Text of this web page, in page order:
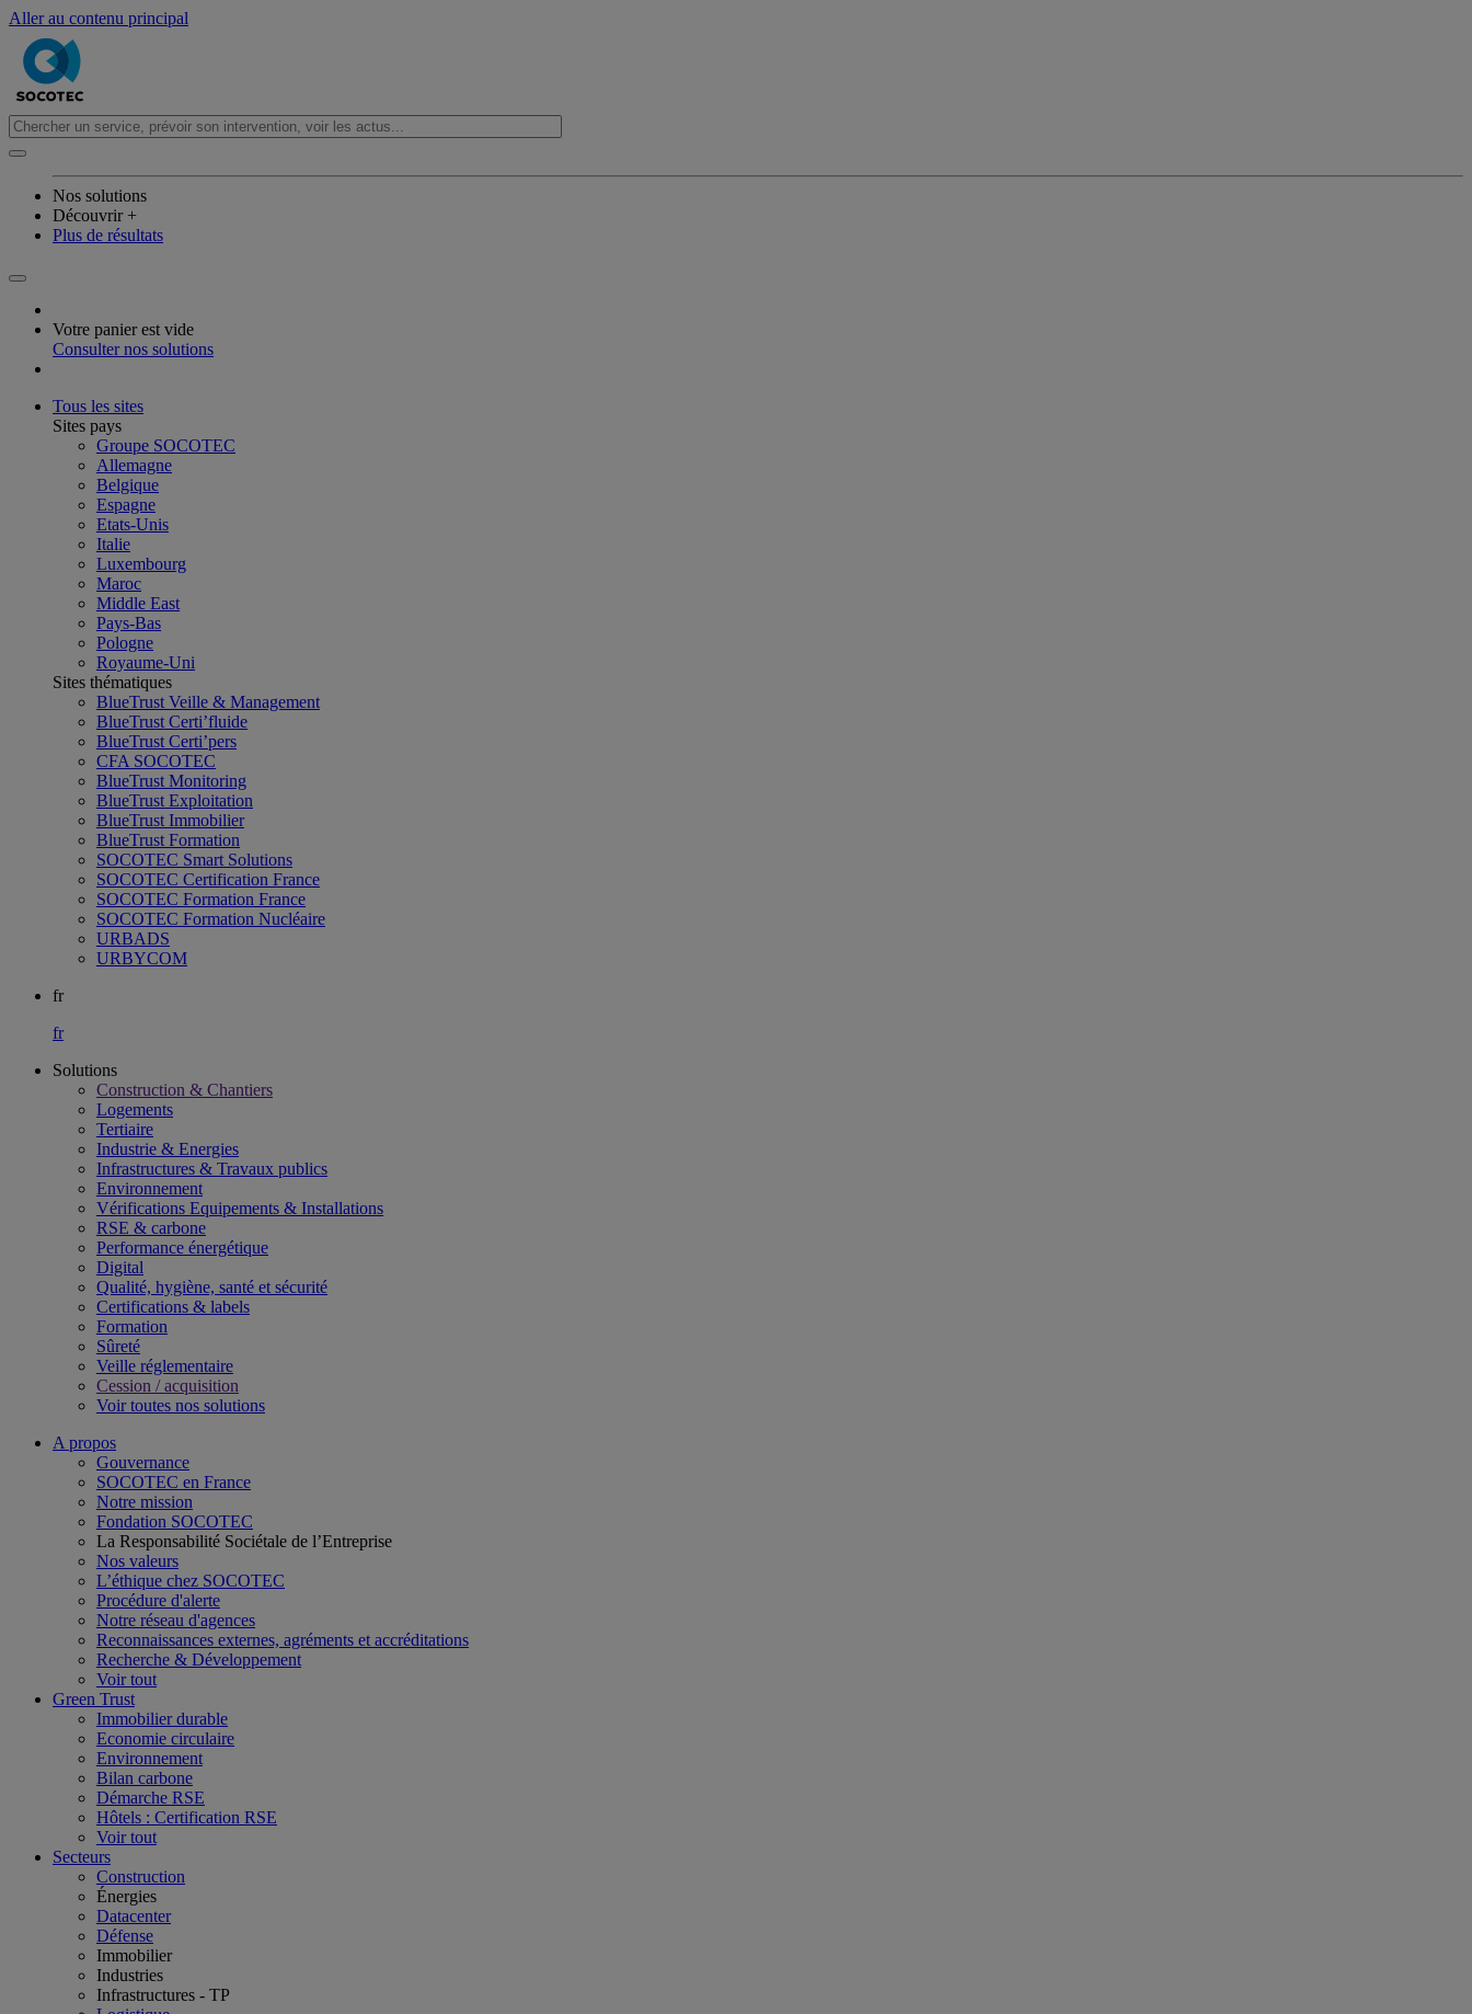
Aller au contenu principal
Nos solutions
Découvrir +
Plus de résultats
Votre panier est vide
Consulter nos solutions
Tous les sites
Sites pays
Groupe SOCOTEC
Allemagne
Belgique
Espagne
Etats-Unis
Italie
Luxembourg
Maroc
Middle East
Pays-Bas
Pologne
Royaume-Uni
Sites thématiques
BlueTrust Veille & Management
BlueTrust Certi’fluide
BlueTrust Certi’pers
CFA SOCOTEC
BlueTrust Monitoring
BlueTrust Exploitation
BlueTrust Immobilier
BlueTrust Formation
SOCOTEC Smart Solutions
SOCOTEC Certification France
SOCOTEC Formation France
SOCOTEC Formation Nucléaire
URBADS
URBYCOM
fr
fr
Solutions
Construction & Chantiers
Logements
Tertiaire​
Industrie & Energies
Infrastructures & Travaux publics​
Environnement​
Vérifications Equipements & Installations​
RSE & carbone​
Performance énergétique​
Digital
Qualité, hygiène, santé et sécurité​
Certifications & labels​
Formation​
Sûreté​
Veille réglementaire
Cession / acquisition​
Voir toutes nos solutions
A propos
Gouvernance
SOCOTEC en France
Notre mission
Fondation SOCOTEC
La Responsabilité Sociétale de l’Entreprise
Nos valeurs
L’éthique chez SOCOTEC
Procédure d'alerte
Notre réseau d'agences
Reconnaissances externes, agréments et accréditations
Recherche & Développement
Voir tout
Green Trust
Immobilier durable
Economie circulaire
Environnement
Bilan carbone
Démarche RSE
Hôtels : Certification RSE
Voir tout
Secteurs
Construction
Énergies
Datacenter
Défense
Immobilier
Industries
Infrastructures - TP